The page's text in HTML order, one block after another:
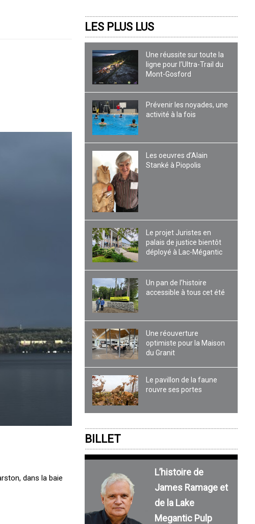
dans la baie
LES PLUS LUS
Une réussite sur toute la
ligne pour l’Ultra-Trail du
Mont-Gosford
Prévenir les noyades, une
activité à la fois
Les oeuvres d’Alain
Stanké à Piopolis
Le projet Juristes en
palais de justice bientôt
déployé à Lac-Mégantic
Un pan de l’histoire
accessible à tous cet été
Une réouverture
optimiste pour la Maison
du Granit
Le pavillon de la faune
rouvre ses portes
BILLET
L’histoire de
James Ramage et
de la Lake
Megantic Pulp